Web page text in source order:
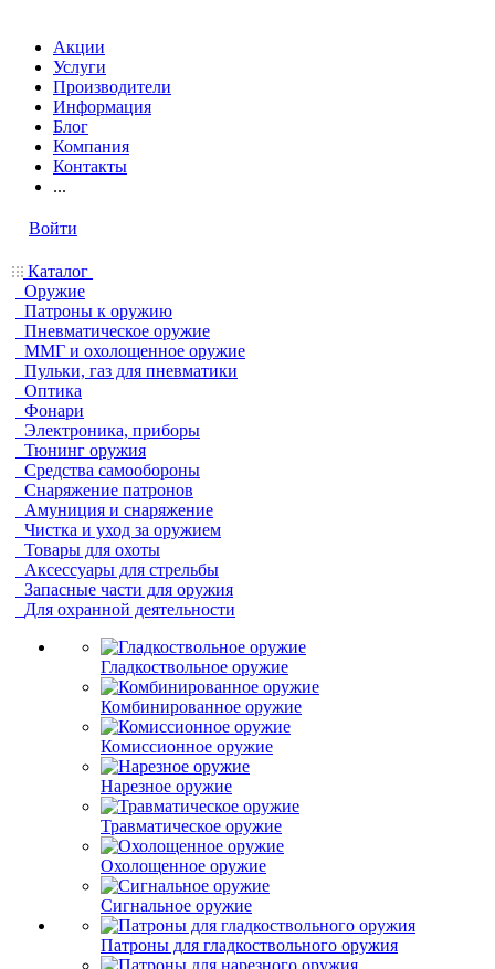
Акции
Услуги
Производители
Информация
Блог
Компания
Контакты
...
Войти
Каталог
Оружие
Патроны к оружию
Пневматическое оружие
ММГ и охолощенное оружие
Пульки, газ для пневматики
Оптика
Фонари
Электроника, приборы
Тюнинг оружия
Средства самообороны
Снаряжение патронов
Амуниция и снаряжение
Чистка и уход за оружием
Товары для охоты
Аксессуары для стрельбы
Запасные части для оружия
Для охранной деятельности
Гладкоствольное оружие
Комбинированное оружие
Комиссионное оружие
Нарезное оружие
Травматическое оружие
Охолощенное оружие
Сигнальное оружие
Патроны для гладкоствольного оружия